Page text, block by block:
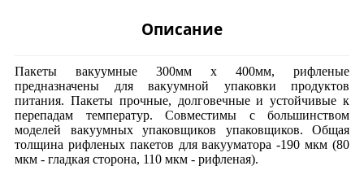
Описание
Пакеты вакуумные 300мм х 400мм, рифленые
предназначены для вакуумной упаковки продуктов
питания. Пакеты прочные, долговечные и устойчивые к
перепадам температур. Совместимы с большинством
моделей вакуумных упаковщиков упаковщиков. Общая
толщина рифленых пакетов для вакууматора -190 мкм (80
мкм - гладкая сторона, 110 мкм - рифленая).